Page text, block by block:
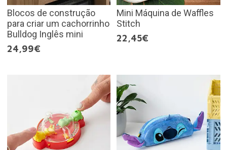
Blocos de construção
para criar um cachorrinho
Bulldog Inglês mini
24,99€
Mini Máquina de Waffles
Stitch
22,45€